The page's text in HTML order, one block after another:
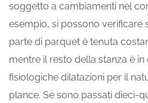
soggetto a cambiamenti nel
esempio, si possono verificare
parte di parquet è tenuta
mentre il resto della stanza è
fisiologiche dilatazioni per il
plance. Se sono passati dieci-